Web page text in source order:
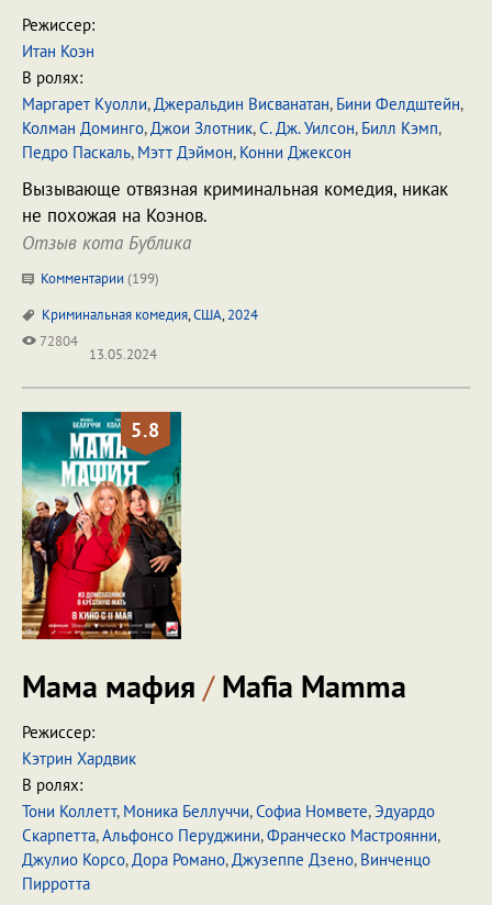
Режиссер:
Итан Коэн
В ролях:
Маргарет Куолли,Джеральдин Висванатан, Бини Фелдштейн,
Колман Доминго,Джои Злотник,С. Дж. Уилсон, Билл Кэмп,
Педро Паскаль, Мэтт Дэймон, Конни Джексон
Вызывающе отвязная криминальная комедия, никак
не похожая на Коэнов.
Отзыв кота Бублика
Комментарии (199)
Криминальная комедия,США,2024
72804
13.05.2024
5.8
Мама мафия /Mafia Mamma
Режиссер:
Кэтрин Хардвик
В ролях:
Тони Коллетт, Моника Беллуччи,Софиа Номвете,Эдуардо
Скарпетта,Альфонсо Перуджини,Франческо Мастроянни,
Джулио Корсо,Дора Романо,Джузеппе Дзено, Винченцо
Пирротта